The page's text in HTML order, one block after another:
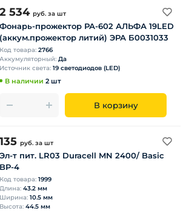
2 534 руб. за шт
Фонарь-прожектор РА-602 АЛЬФА 19LED
(аккум.прожектор литий) ЭРА Б0031033
Код товара: 2766
Аккумуляторный: Да
Источник света: 19 светодиодов (LED)
В наличии 2 шт
В корзину
135 руб. за шт
Эл-т пит. LR03 Duracell MN 2400/ Basic
BP-4
Код товара: 1999
Длина: 43.2 мм
Ширина: 10.5 мм
Высота: 44.5 мм